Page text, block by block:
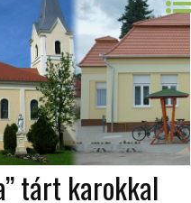
tárt karokkal